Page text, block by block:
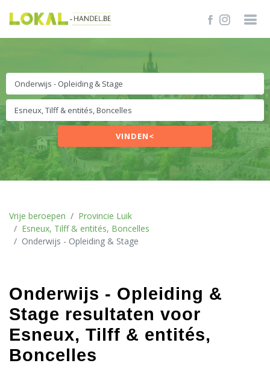
VINDEN<
Vrije beroepen
Provincie Luik
Esneux, Tilff & entités, Boncelles
Onderwijs - Opleiding & Stage
Onderwijs - Opleiding &
Stage resultaten voor
Esneux, Tilff & entités,
Boncelles